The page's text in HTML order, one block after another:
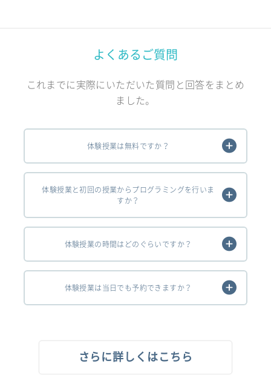
よくあるご質問
これまでに実際にいただいた質問と回答をまとめ
ました。
体験授業は無料ですか？
体験授業と初回の授業からプログラミングを行いま
すか？
体験授業の時間はどのぐらいですか？
体験授業は当日でも予約できますか？
さらに詳しくはこちら